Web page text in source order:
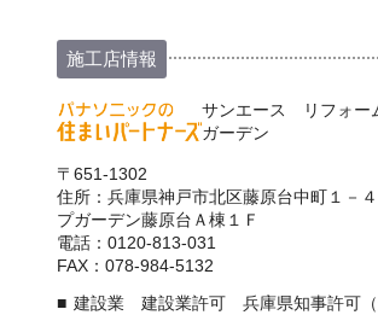
施工店情報
サンエース リフォ
ガーデン
〒651-1302
住所：兵庫県神戸市北区藤原台中町１－
プガーデン藤原台Ａ棟１Ｆ
電話：0120-813-031
FAX：078-984-5132
建設業 建設業許可 兵庫県知事許可（